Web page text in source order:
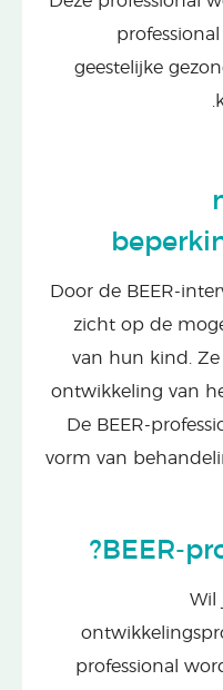
geestelijke
Door de BEER-
zicht op de
van hun kind.
ontwikkeling van
De BEER-
vorm van
BEER-
Wil
professional